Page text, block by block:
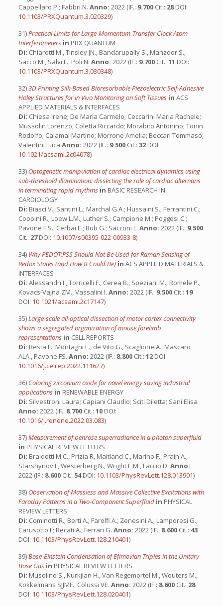
Cappellaro P.; Fabbri N. Anno: 2022 (IF.: 9.700 Cit.: 28DOI:
10.1103/PRXQuantum.3.020329)
31)Practical Limits for Large-Momentum-Transfer Clock Atom
Interferometers in PRX QUANTUM
Di: Chiarotti M., Tinsley JN., Bandarupally S., Manzoor S.,
Sacco M., Salvi L., Poli N. Anno: 2022 (IF.: 9.700 Cit.: 11 DOI:
10.1103/PRXQuantum.3.030348)
32)3D Printing Silk-Based Bioresorbable Piezoelectric Self-Adhesive
Holey Structures for in Vivo Monitoring on Soft Tissues in ACS
APPLIED MATERIALS & INTERFACES
Di: Chiesa Irene; De Maria Carmelo; Ceccarini Maria Rachele;
Mussolin Lorenzo; Coletta Riccardo; Morabito Antonino; Tonin
Rodolfo; Calamai Martino; Morrone Amelia; Beccari Tommaso;
Valentini Luca Anno: 2022 (IF.: 9.500 Cit.: 32DOI:
10.1021/acsami.2c04078)
33) Optogenetic manipulation of cardiac electrical dynamics using
sub-threshold illumination: dissecting the role of cardiac alternans
in terminating rapid rhythms in BASIC RESEARCH IN
CARDIOLOGY
Di: Biasci V.; Santini L.; Marchal G.A.; Hussaini S.; Ferrantini C.;
Coppini R.; Loew L.M.; Luther S.; Campione M.; Poggesi C.;
Pavone F.S.; Cerbai E.; Bub G.; Sacconi L. Anno: 2022 (IF.: 9.500
Cit.: 27DOI: 10.1007/s00395-022-00933-8)
34) Why PEDOT:PSS Should Not Be Used for Raman Sensing of
Redox States (and How It Could Be) in ACS APPLIED MATERIALS &
INTERFACES
Di: Alessandri I., Torricelli F., Cerea B., Speziani M., Romele P.,
Kovacs-Vajna ZM., Vassalini I. Anno: 2022 (IF.: 9.500 Cit.: 19
DOI: 10.1021/acsami.2c17147)
35)Large-scale all-optical dissection of motor cortex connectivity
shows a segregated organization of mouse forelimb
representations in CELL REPORTS
Di: Resta F., Montagni E., de Vito G., Scaglione A., Mascaro
ALA., Pavone FS. Anno: 2022 (IF.: 8.800 Cit.: 12DOI:
10.1016/j.celrep.2022.111627)
36) Coloring zirconium oxide for novel energy saving industrial
applications in RENEWABLE ENERGY
Di: Silvestroni Laura; Capiani Claudio; Sciti Diletta; Sani Elisa
Anno: 2022 (IF.: 8.700 Cit.: 10 DOI:
10.1016/j.renene.2022.03.083)
37)Measurement of penrose superradiance in a photon superfluid
in PHYSICAL REVIEW LETTERS
Di: Braidotti M.C., Prizia R, Maitland C., Marino F., Prain A.,
Starshynov I., Westerberg N., Wright E.M., Faccio D. Anno:
2022 (IF.: 8.600 Cit.: 54DOI: 10.1103/PhysRevLett.128.013901)
38) Observation of Massless and Massive Collective Excitations with
Faraday Patterns in a Two-Component Superfluid in PHYSICAL
REVIEW LETTERS
Di: Cominotti R.; Berti A.; Farolfi A.; Zenesini A.; Lamporesi G.;
Carusotto I.; Recati A.; Ferrari G. Anno: 2022 (IF.: 8.600 Cit.: 43
DOI: 10.1103/PhysRevLett.128.210401)
39)Bose-Einstein Condensation of Efimovian Triples in the Unitary
Bose Gas in PHYSICAL REVIEW LETTERS
Di: Musolino S., Kurkjian H., Van Regemortel M., Wouters M.,
Kokkelmans SJJMF., Colussi VE. Anno: 2022 (IF.: 8.600 Cit.: 28
DOI: 10.1103/PhysRevLett.128.020401)